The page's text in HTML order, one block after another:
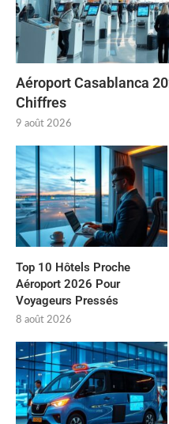
Aéroport Casablanca
Chiffres
9 août 2026
Top 10 Hôtels Proche
Aéroport 2026 Pour
Voyageurs Pressés
8 août 2026